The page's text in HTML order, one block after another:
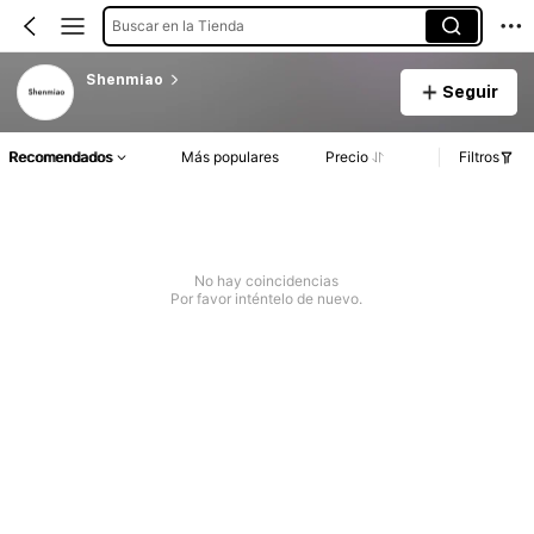
Buscar en la Tienda
Shenmiao
Seguir
Recomendados Más populares Precio Filtros
No hay coincidencias
Por favor inténtelo de nuevo.